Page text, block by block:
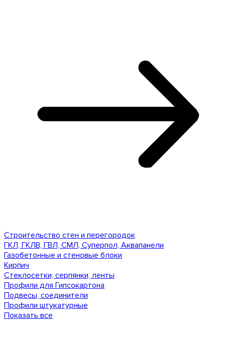
Строительство стен и перегородок
ГКЛ, ГКЛВ, ГВЛ, СМЛ, Суперпол, Аквапанели
Газобетонные и стеновые блоки
Кирпич
Стеклосетки, серпянки, ленты
Профили для Гипсокартона
Подвесы, соединители
Профили штукатурные
Показать все